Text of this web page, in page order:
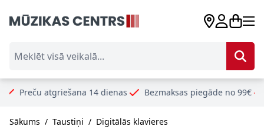
atgriešana 14 dienas Bezmaksas piegāde no 99€ Droši
Sākums / Taustiņi / Digitālās klavieres